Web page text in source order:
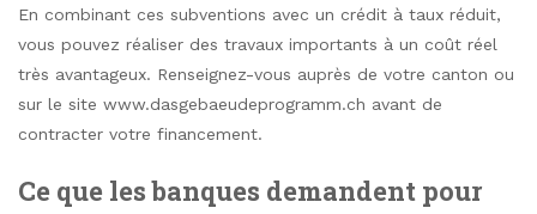
En combinant ces subventions avec un crédit à taux réduit,
vous pouvez réaliser des travaux importants à un coût réel
très avantageux. Renseignez-vous auprès de votre canton ou
sur le site www.dasgebaeudeprogramm.ch avant de
contracter votre financement.
Ce que les banques demandent pour